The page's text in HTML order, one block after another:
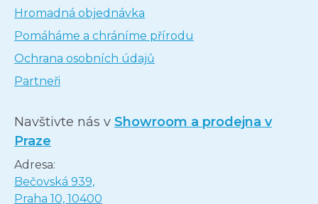
Hromadná objednávka
Pomáháme a chráníme přírodu
Ochrana osobních údajů
Partneři
Navštivte nás v Showroom a prodejna v
Praze
Adresa:
Bečovská 939,
Praha 10, 10400